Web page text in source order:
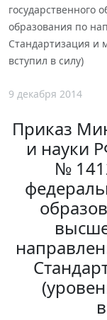
государственного
образования по
Стандартизация и
вступил в силу)
9 декабря 2014
Приказ
и науки
№